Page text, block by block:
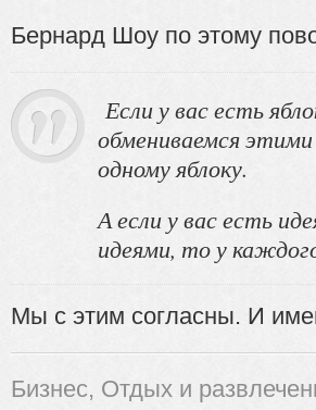
Бернард Шоу по этому
Если у вас есть
обмениваемся
одному яблоку.
А если у вас есть
идеями, то у
Мы с этим согласны. И
Бизнес, Отдых и